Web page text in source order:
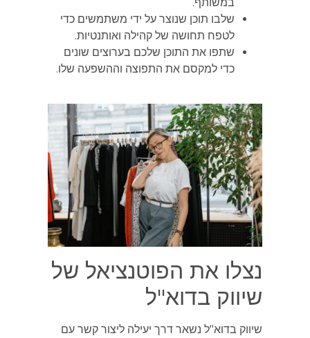
שלבו תוכן שנוצר על ידי משתמשים כדי
לטפח תחושה של קהילה ואותנטיות.
שתפו את התוכן שלכם בערוצים שונים
כדי למקסם את התפוצה וההשפעה שלו.
נצלו את הפוטנציאל של
שיווק בדוא"ל
שיווק בדוא"ל נשאר דרך יעילה ליצור קשר עם